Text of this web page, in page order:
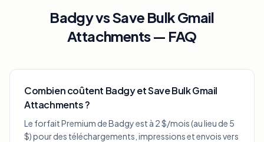
Badgy vs Save Bulk Gmail
Attachments — FAQ
Combien coûtent Badgy et Save Bulk Gmail
Attachments ?
Le forfait Premium de Badgy est à 2 $/mois (au lieu de 5
$) pour des téléchargements, impressions et envois vers